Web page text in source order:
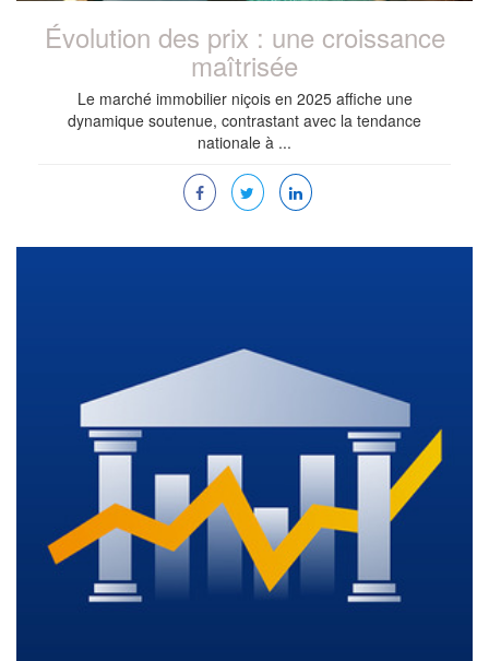
Évolution des prix : une croissance
maîtrisée
Le marché immobilier niçois en 2025 affiche une
dynamique soutenue, contrastant avec la tendance
nationale à ...